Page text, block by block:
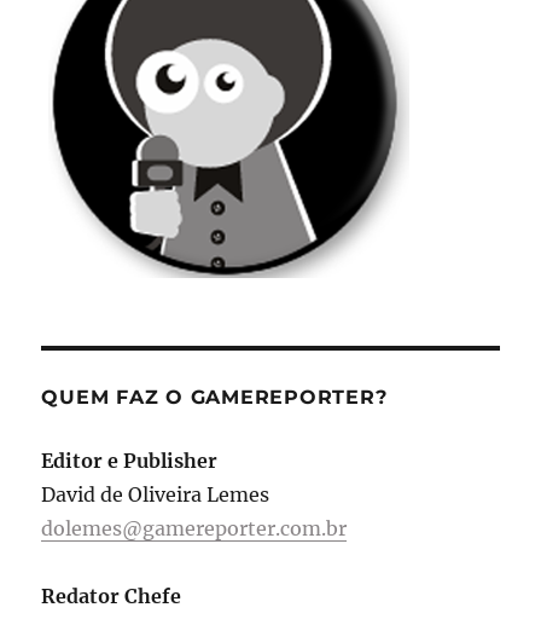
QUEM FAZ O GAMEREPORTER?
Editor e Publisher
David de Oliveira Lemes
dolemes@gamereporter.com.br
Redator Chefe